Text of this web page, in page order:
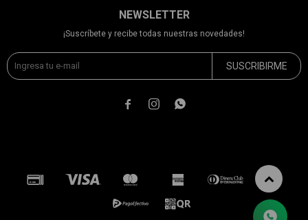
NEWSLETTER
¡Suscríbete y recibe todas nuestras novedades!
SUSCRIBIRME
  